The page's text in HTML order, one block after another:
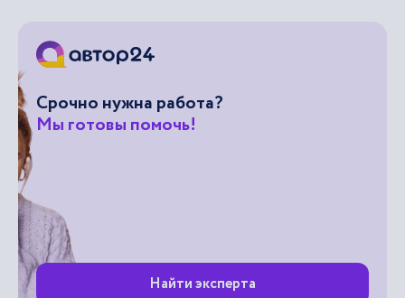
Срочно нужна работа?
Мы готовы помочь!
Найти эксперта